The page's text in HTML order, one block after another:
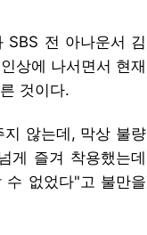
SBS 전 아나운서 김
상에 나서면서 현재
것이다.
않는데, 막상 불량
게 즐겨 착용했는데
없었다"고 불만을